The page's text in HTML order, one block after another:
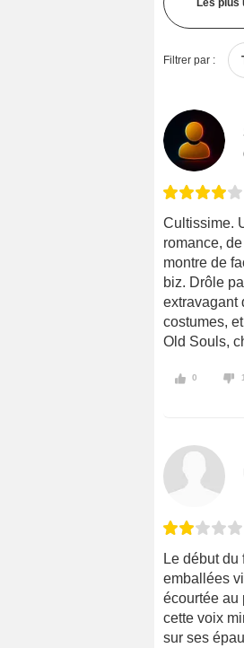
Les plus
Filtrer par :
Cultissime.
romance,
montre de
biz. Drôle
extravagant
costumes,
Old Souls,
0 1
Le début
emballées
écourtée au
cette voix
sur ses